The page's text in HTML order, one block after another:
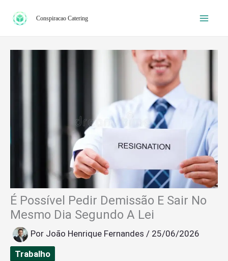
para
conteúdo
Conspiracao Catering
É Possível Pedir Demissão E Sair No
Mesmo Dia Segundo A Lei
Por João Henrique Fernandes / 25/06/2026
Trabalho